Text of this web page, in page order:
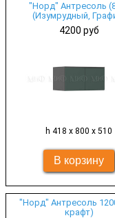
"Норд" Антресоль
(Изумрудный,
4200 руб
h 418 х 800 х 510
"Норд" Антресоль
крафт)